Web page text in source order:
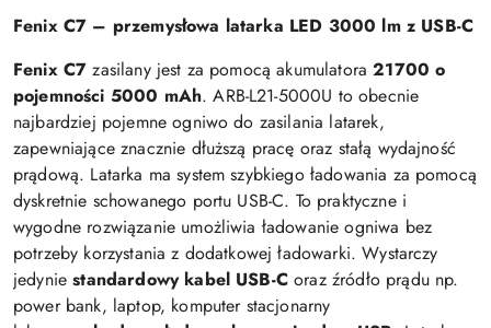
Fenix C7 – przemysłowa latarka LED 3000 lm z USB-C
Fenix C7zasilany jest za pomocą akumulatora 21700 o
pojemności 5000 mAh. ARB-L21-5000U to obecnie
najbardziej pojemne ogniwo do zasilania latarek,
zapewniające znacznie dłuższą pracę oraz stałą wydajność
prądową. Latarka ma system szybkiego ładowania za pomocą
dyskretnie schowanego portu USB-C. To praktyczne i
wygodne rozwiązanie umożliwia ładowanie ogniwa bez
potrzeby korzystania z dodatkowej ładowarki. Wystarczy
jedynie standardowy kabel USB-C oraz źródło prądu np.
power bank, laptop, komputer stacjonarny